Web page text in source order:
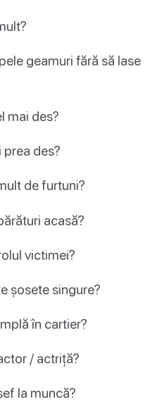
geamuri fără să lase
mai des?
prea des?
de furtuni?
acasă?
victimei?
șosete singure?
în cartier?
/ actriță?
la muncă?